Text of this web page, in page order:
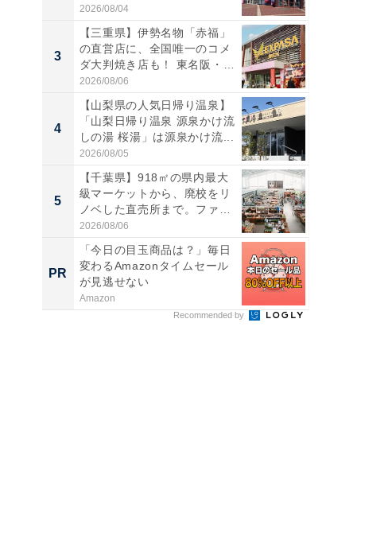
道...
2026/08/04
3
【三重県】伊勢名物「赤福」
の直営店に、全国唯一のコメ
ダ大判焼き店も！ 東名阪・
伊...
2026/08/06
4
【山梨県の人気日帰り温泉】
「山梨日帰り温泉 源泉かけ流
しの湯 桜湯」は源泉かけ流...
2026/08/05
5
【千葉県】918㎡の県内最大
級マーケットから、廃校をリ
ノベした直売所まで。ファ
ー...
2026/08/06
PR
「今日の目玉商品は？」毎日
変わるAmazonタイムセール
が見逃せない
Amazon
Recommended by